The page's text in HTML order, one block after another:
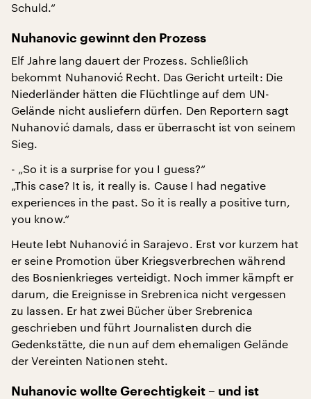
Schuld.“
Nuhanovic gewinnt den Prozess
Elf Jahre lang dauert der Prozess. Schließlich
bekommt Nuhanović Recht. Das Gericht urteilt: Die
Niederländer hätten die Flüchtlinge auf dem UN-
Gelände nicht ausliefern dürfen. Den Reportern sagt
Nuhanović damals, dass er überrascht ist von seinem
Sieg.
- „So it is a surprise for you I guess?“
„This case? It is, it really is. Cause I had negative
experiences in the past. So it is really a positive turn,
you know.“
Heute lebt Nuhanović in Sarajevo. Erst vor kurzem hat
er seine Promotion über Kriegsverbrechen während
des Bosnienkrieges verteidigt. Noch immer kämpft er
darum, die Ereignisse in Srebrenica nicht vergessen
zu lassen. Er hat zwei Bücher über Srebrenica
geschrieben und führt Journalisten durch die
Gedenkstätte, die nun auf dem ehemaligen Gelände
der Vereinten Nationen steht.
Nuhanovic wollte Gerechtigkeit – und ist